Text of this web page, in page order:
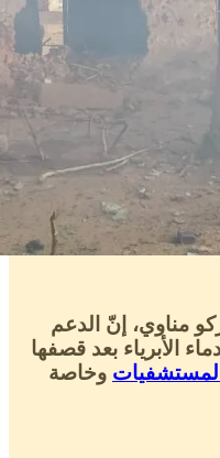
مناوي، إنّ الدعم
الأبرياء بعد قصفها
وخاصة